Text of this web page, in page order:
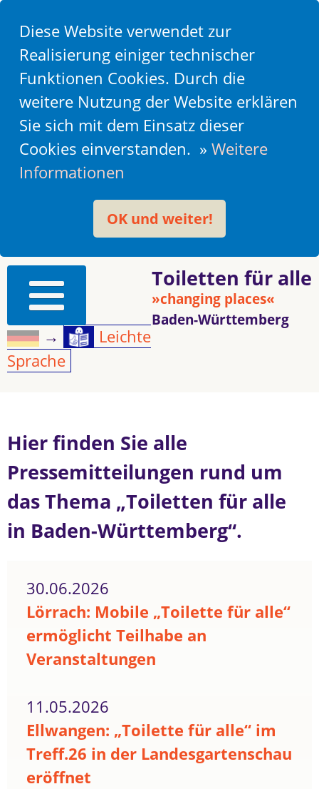
Diese Website verwendet zur
Realisierung einiger technischer
Funktionen Cookies. Durch die
weitere Nutzung der Website erklären
Sie sich mit dem Einsatz dieser
Cookies einverstanden. » Weitere
Informationen
OK und weiter!
Toiletten für alle
»changing places«
Baden-Württemberg
→
Leichte
Sprache
Hier finden Sie alle
Pressemitteilungen rund um
das Thema „Toiletten für alle
in Baden-Württemberg“.
30.06.2026
Lörrach: Mobile „Toilette für alle“
ermöglicht Teilhabe an
Veranstaltungen
11.05.2026
Ellwangen: „Toilette für alle“ im
Treff.26 in der Landesgartenschau
eröffnet